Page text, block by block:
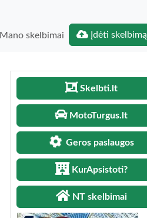
Mano skelbimai Įdėti skelbimą
Skelbti.lt
MotoTurgus.lt
Geros paslaugos
KurApsistoti?
NT skelbimai